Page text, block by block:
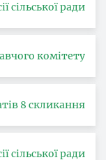
сільської ради
комітету
8 скликання
сільської ради